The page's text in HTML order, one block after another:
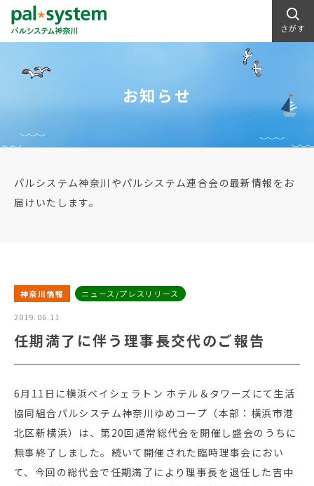
さがす
お知らせ
パルシステム神奈川やパルシステム連合会の最新情報をお
届けいたします。
神奈川情報 ニュース/プレスリリース
2019.06.11
任期満了に伴う理事長交代のご報告
6月11日に横浜ベイシェラトン ホテル＆タワーズにて生活
協同組合パルシステム神奈川ゆめコープ（本部：横浜市港
北区新横浜）は、第20回通常総代会を開催し盛会のうちに
無事終了しました。続いて開催された臨時理事会におい
て、今回の総代会で任期満了により理事長を退任した吉中